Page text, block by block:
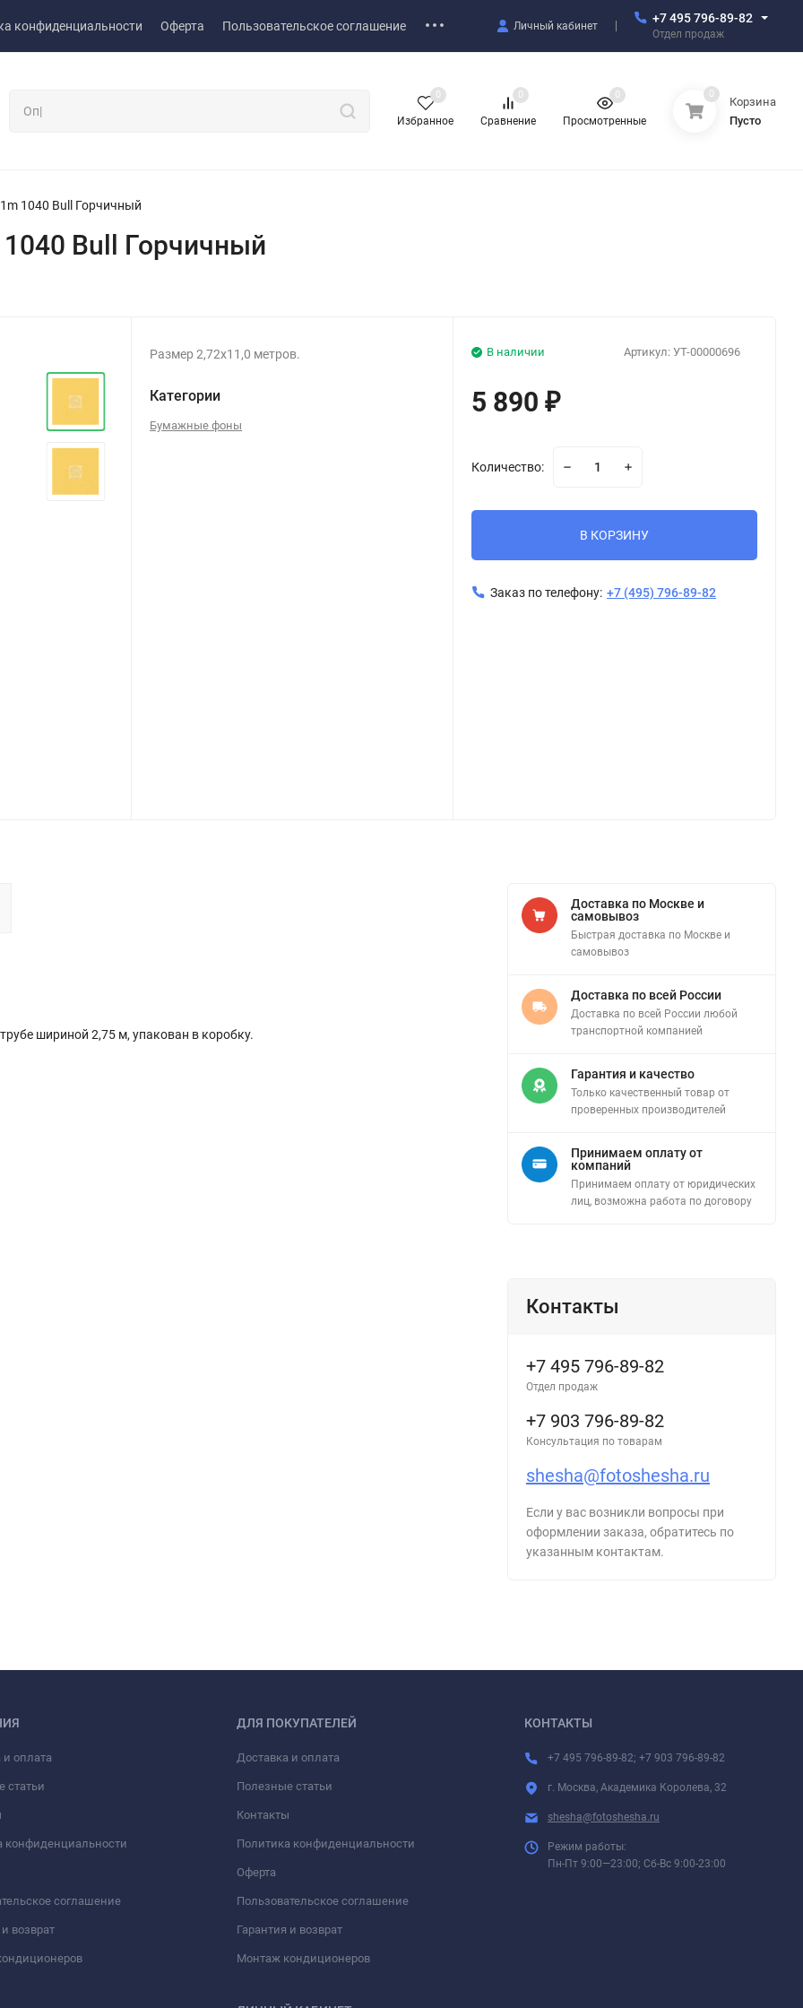
конфиденциальности Оферта Пользовательское соглашение Личный кабинет
+7 495 796-89-82
Отдел продаж
Избранное
0
Сравнение
0
Просмотренные
0 0
Корзина
Пусто
1040 Bull Горчичный
Bull Горчичный
Размер 2,72х11,0 метров.
Категории
Бумажные фоны
Артикул: УТ-00000696
В наличии
5 890₽
Количество:
В КОРЗИНУ
Заказ по телефону: +7 (495) 796-89-82
шириной 2,75 м, упакован в коробку.
Доставка по Москве и
самовывоз
Быстрая доставка по Москве и
самовывоз
Доставка по всей России
Доставка по всей России любой
транспортной компанией
Гарантия и качество
Только качественный товар от
проверенных производителей
Принимаем оплату от
компаний
Принимаем оплату от юридических
лиц, возможна работа по договору
Контакты
+7 495 796-89-82
Отдел продаж
+7 903 796-89-82
Консультация по товарам
shesha@fotoshesha.ru
Если у вас возникли вопросы при
оформлении заказа, обратитесь по
указанным контактам.
и оплата
статьи
конфиденциальности
соглашение
возврат
ДЛЯ ПОКУПАТЕЛЕЙ
Доставка и оплата
Полезные статьи
Контакты
Политика конфиденциальности
Оферта
Пользовательское соглашение
Гарантия и возврат
Монтаж кондиционеров
КОНТАКТЫ
+7 495 796-89-82; +7 903 796-89-82
г. Москва, Академика Королева, 32
shesha@fotoshesha.ru
Режим работы:
Пн-Пт 9:00—23:00; Сб-Вс 9:00-23:00